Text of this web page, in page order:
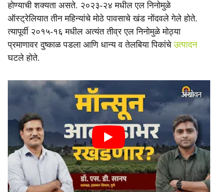
होण्याची शक्यता असते. २०२३-२४ मधील एल निनोमुळे
ऑस्ट्रेलियात तीन महिन्यांचे मोठे पावसाचे खंड नोंदवले गेले होते.
त्यापूर्वी २०१५-१६ मधील अत्यंत तीव्र एल निनोमुळे मोठ्या
प्रमाणावर दुष्काळ पडला आणि धान्य व तेलबिया पिकांचेउत्पादन
घटले होते.